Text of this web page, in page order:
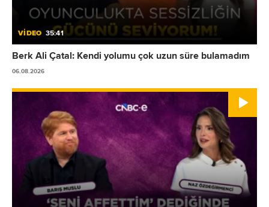
VİDEO 35:41
Berk Ali Çatal: Kendi yolumu çok uzun süre bulamadım
06.08.2026